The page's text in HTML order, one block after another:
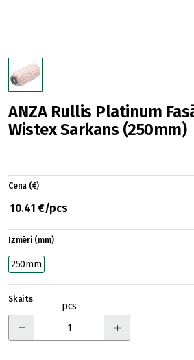
ANZA Rullis Platinum
Wistex Sarkans (250mm)
Cena (€)
10.41 €/pcs
Izmēri (mm)
250mm
Skaits
pcs